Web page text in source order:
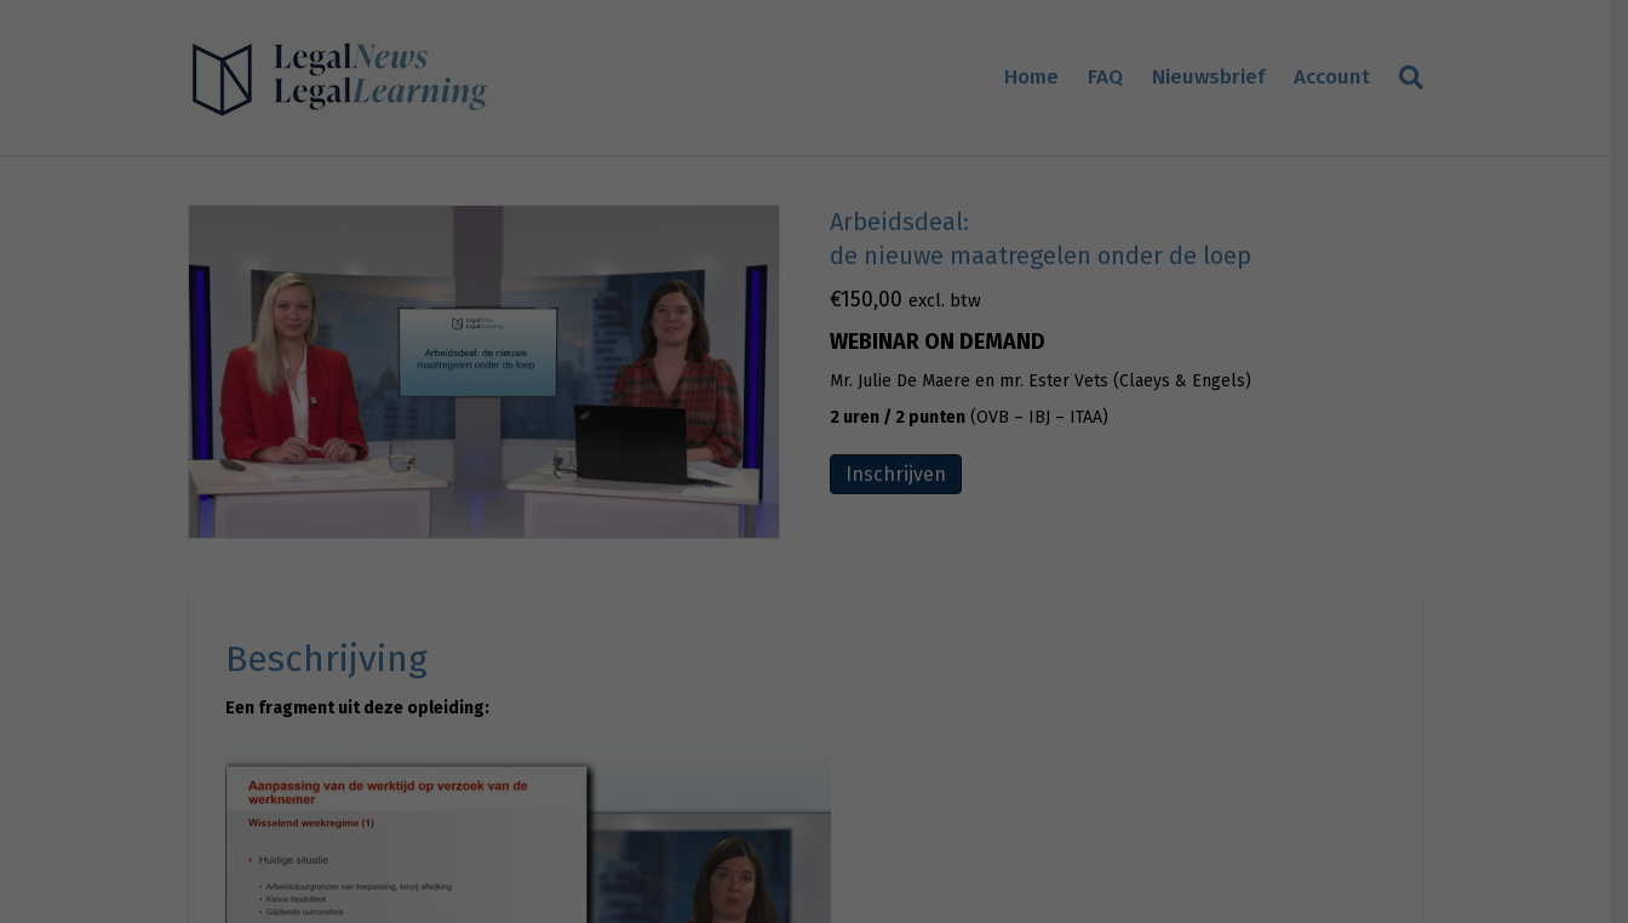
Home FAQ Nieuwsbrief Account
Arbeidsdeal:
de nieuwe maatregelen onder de loep
€150,00 excl. btw
WEBINAR ON DEMAND
Mr. Julie De Maere en mr. Ester Vets (Claeys & Engels)
2 uren / 2 punten(OVB – IBJ – ITAA)
Inschrijven
Beschrijving
Een fragment uit deze opleiding: